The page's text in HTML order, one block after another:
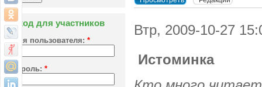
Вход для участников
Имя пользователя: *
Пароль: *
Втр, 2009-10-27
Истоминка